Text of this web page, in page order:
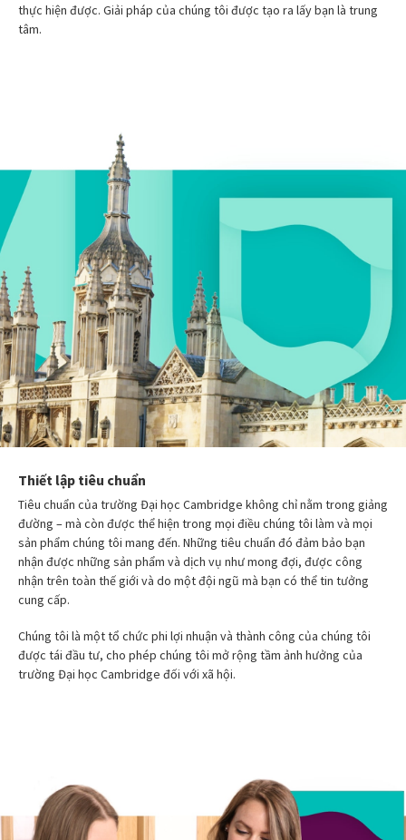
thực hiện được. Giải pháp của chúng tôi được tạo ra lấy bạn là trung
tâm.
Thiết lập tiêu chuẩn
Tiêu chuẩn của trường Đại học Cambridge không chỉ nằm trong giảng
đường – mà còn được thể hiện trong mọi điều chúng tôi làm và mọi
sản phẩm chúng tôi mang đến. Những tiêu chuẩn đó đảm bảo bạn
nhận được những sản phẩm và dịch vụ như mong đợi, được công
nhận trên toàn thế giới và do một đội ngũ mà bạn có thể tin tưởng
cung cấp.
Chúng tôi là một tổ chức phi lợi nhuận và thành công của chúng tôi
được tái đầu tư, cho phép chúng tôi mở rộng tầm ảnh hưởng của
trường Đại học Cambridge đối với xã hội.